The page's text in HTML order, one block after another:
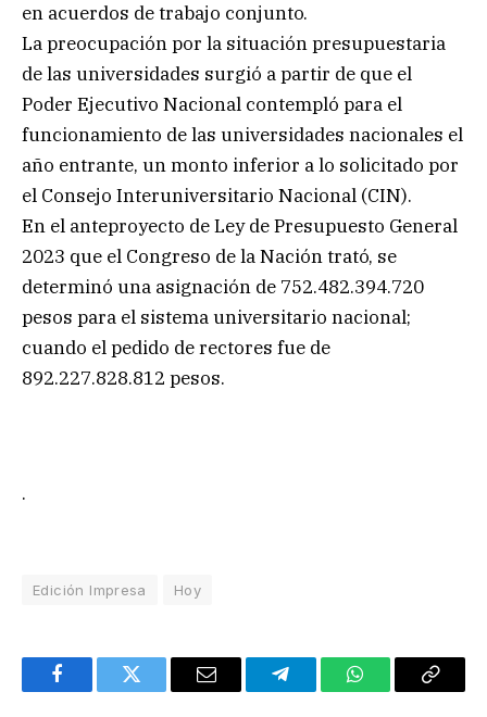
en acuerdos de trabajo conjunto.
La preocupación por la situación presupuestaria
de las universidades surgió a partir de que el
Poder Ejecutivo Nacional contempló para el
funcionamiento de las universidades nacionales el
año entrante, un monto inferior a lo solicitado por
el Consejo Interuniversitario Nacional (CIN).
En el anteproyecto de Ley de Presupuesto General
2023 que el Congreso de la Nación trató, se
determinó una asignación de 752.482.394.720
pesos para el sistema universitario nacional;
cuando el pedido de rectores fue de
892.227.828.812 pesos.
.
Edición Impresa Hoy
FacebookTwitter Email TelegramWhatsAppCopy